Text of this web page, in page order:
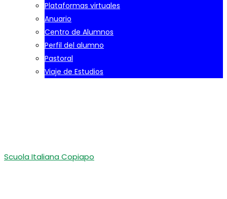
Plataformas virtuales
Anuario
Centro de Alumnos
Perfil del alumno
Pastoral
Viaje de Estudios
Scuola Italiana Copiapo